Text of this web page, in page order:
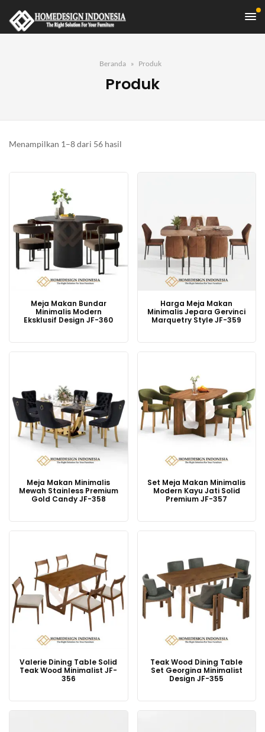
Beranda Produk
Produk
Menampilkan 1–8 dari 56 hasil
yang
Meja Makan Bundar
Minimalis Modern
Eksklusif Design JF-360
Harga Meja Makan
Minimalis Jepara Gervinci
Marquetry Style JF-359
Meja Makan Minimalis
Mewah Stainless Premium
Gold Candy JF-358
Set Meja Makan Minimalis
Modern Kayu Jati Solid
Premium JF-357
Valerie Dining Table Solid
Teak Wood Minimalist JF-
356
Teak Wood Dining Table
Set Georgina Minimalist
Design JF-355